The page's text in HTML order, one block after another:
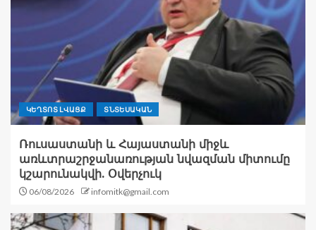
ԿԵՂՏՈՏ ԼՎԱՑՔ ՏՆՏԵՍԱԿԱՆ
Ռուսաստանի և Հայաստանի միջև
առևտրաշրջանառության նվազման միտումը
կշարունակվի. Օվերչուկ
06/08/2026 infomitk@gmail.com